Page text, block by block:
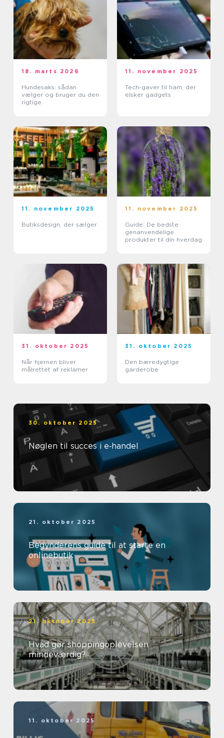
18. marts 2026
Hundesaks: sådan
vælger og bruger du den
rigtige
11. november 2025
Tech-gaver til ham, der
elsker gadgets
11. november 2025
Butiksdesign, der sælger
11. november 2025
Guide: De bedste
genanvendelige
produkter til din hverdag
31. oktober 2025
Når hjernen bliver
målrettet af reklamer
31. oktober 2025
Den bæredygtige
garderobe
30. oktober 2025
Nøglen til succes i e‑handel
21. oktober 2025
Begynderens guide til at starte en
onlinebutik
21. oktober 2025
Hvad gør shoppingoplevelsen
mindeværdig?
11. oktober 2025